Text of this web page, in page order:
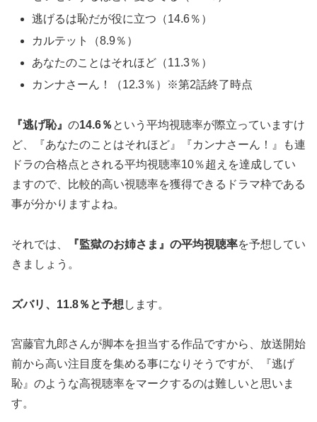
逃げるは恥だが役に立つ（14.6％）
カルテット（8.9％）
あなたのことはそれほど（11.3％）
カンナさーん！（12.3％）※第2話終了時点
『逃げ恥』 の14.6％ という平均視聴率が際立っていますけ
ど、『あなたのことはそれほど』『カンナさーん！』も連
ドラの合格点とされる平均視聴率10％超えを達成してい
ますので、比較的高い視聴率を獲得できるドラマ枠である
事が分かりますよね。
それでは、 『監獄のお姉さま』の平均視聴率を予想してい
きましょう。
ズバリ、 11.8％ と予想 します。
宮藤官九郎さんが脚本を担当する作品ですから、放送開始
前から高い注目度を集める事になりそうですが、『逃げ
恥』のような高視聴率をマークするのは難しいと思いま
す。